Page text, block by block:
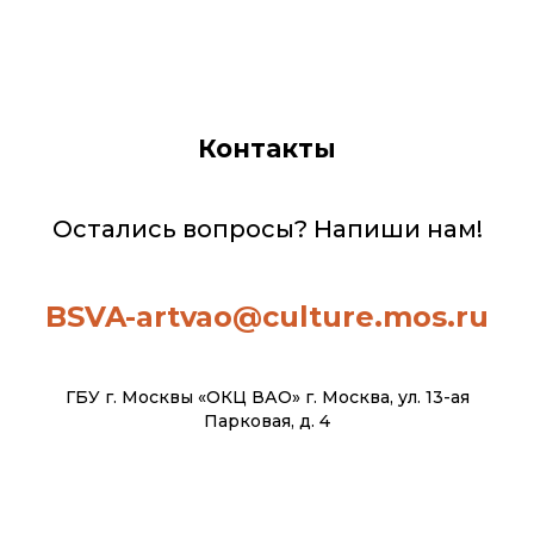
Контакты
Остались вопросы? Напиши нам!
BSVA-artvao@culture.mos.ru
ГБУ г. Москвы «ОКЦ ВАО» г. Москва, ул. 13-ая
Парковая, д. 4